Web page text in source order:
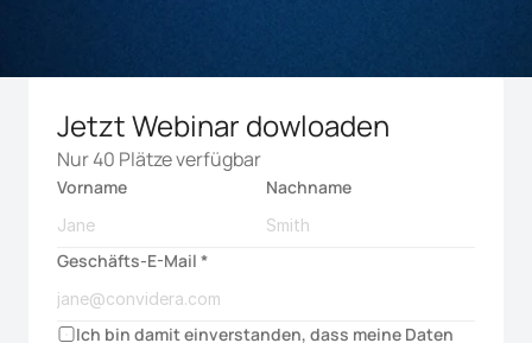
Jetzt Webinar dowloaden
Nur 40 Plätze verfügbar
Vorname Nachname
Geschäfts-E-Mail *
Ich bin damit einverstanden, dass meine Daten